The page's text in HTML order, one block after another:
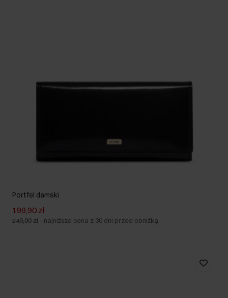
Portfel damski
199,90 zł
249,90 zł - najniższa cena z 30 dni przed obniżką